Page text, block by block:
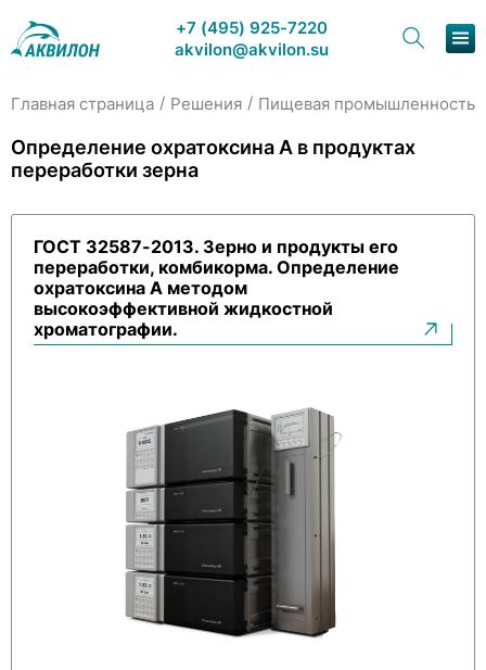
+7 (495) 925-7220
akvilon@akvilon.su
Сервис и ремонт
Главная страница / Решения / Пищевая промышленность
Определение охратоксина А в продуктах
переработки зерна
ГОСТ 32587-2013. Зерно и продукты его
переработки, комбикорма. Определение
охратоксина А методом
высокоэффективной жидкостной
хроматографии.